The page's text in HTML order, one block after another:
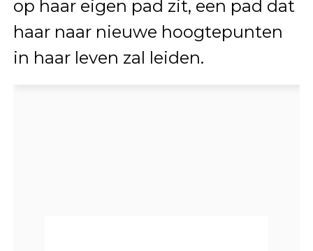
op haar eigen pad zit, een pad dat
haar naar nieuwe hoogtepunten
in haar leven zal leiden.